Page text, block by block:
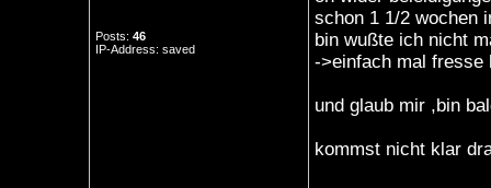
Posts: 46
IP-Address: saved
schon 1 1/2 wochen
bin wußte ich nicht
->einfach mal fresse
und glaub mir ,bin
kommst nicht klar